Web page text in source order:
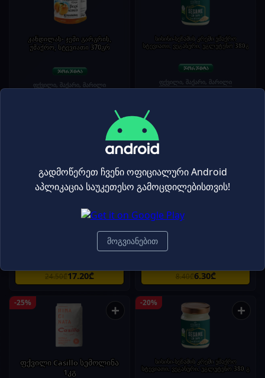
კანდილას- ჯემი გარგრის,
უშაქრო, სტევიათი 370გრ
ფქვილი, შაქარი, მარილი
სისინი-სეზამის კრემი უშაქრო
სტევიათი, ვეგანური, უგლუტენო 380გ
ფქვილი, შაქარი, მარილი
+
სტევიათი 370გრ
24.50₾17.20₾
-25%
8.40₾6.30₾
-25% +
ფქვილი Casillo სემოლინა
1კგ
-20% +
სისინი-სეზამის კრემი უშაქრო
სტევიათი, ვეგანური, უგლუტენო 380 გ
გადმოწერეთ ჩვენი ოფიციალური Android
აპლიკაცია საუკეთესო გამოცდილებისთვის!
მოგვიანებით